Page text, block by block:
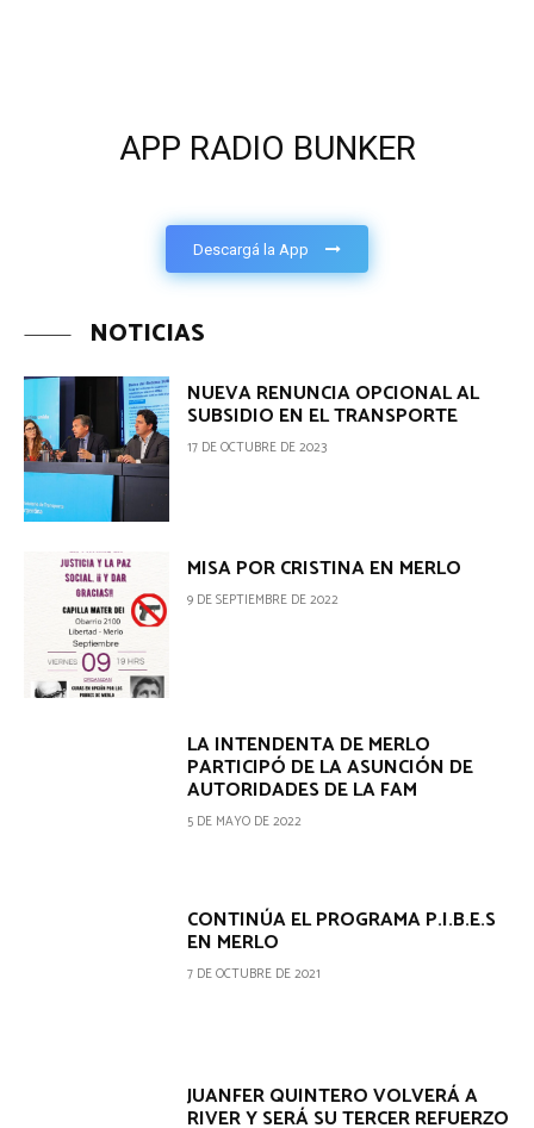
APP RADIO BUNKER
Descargá la App
NOTICIAS
NUEVA RENUNCIA OPCIONAL AL
SUBSIDIO EN EL TRANSPORTE
17 DE OCTUBRE DE 2023
MISA POR CRISTINA EN MERLO
9 DE SEPTIEMBRE DE 2022
LA INTENDENTA DE MERLO
PARTICIPÓ DE LA ASUNCIÓN DE
AUTORIDADES DE LA FAM
5 DE MAYO DE 2022
CONTINÚA EL PROGRAMA P.I.B.E.S
EN MERLO
7 DE OCTUBRE DE 2021
JUANFER QUINTERO VOLVERÁ A
RIVER Y SERÁ SU TERCER REFUERZO